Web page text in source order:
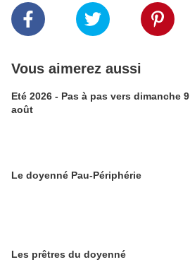
Vous aimerez aussi
Eté 2026 - Pas à pas vers dimanche 9
août
Le doyenné Pau-Périphérie
Les prêtres du doyenné